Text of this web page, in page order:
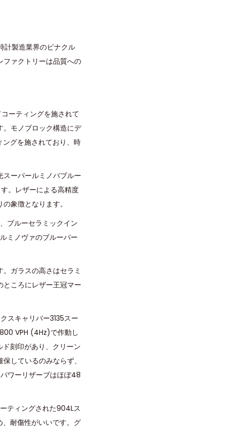
計製造業界のピナクル
ファクトリーは品質への
ーティングを施されて
。モノブロック構造にデ
グを施されており、時
ーパールミノバブルー
。レザーによる高精度
象徴となります。
ブルーセラミックイン
ミノヴァのブルーパー
ガラスの高さはセラミ
ころにレザー王冠マー
スキャリバー3135スー
VPH (4Hz)で作動し
ド刻印があり、クリーン
しているのみならず、
ワーリザーブはほぼ48
ティングされた904Lス
耐傷性がいいです。グ